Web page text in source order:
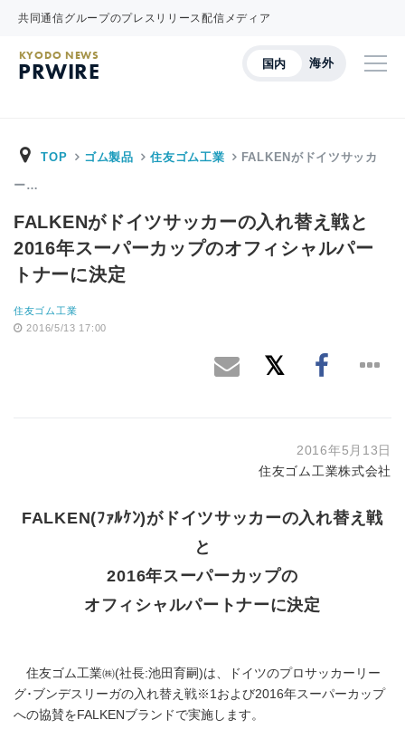
共同通信グループのプレスリリース配信メディア
国内 海外
KYODO NEWS
PRWIRE
TOP ゴム製品 住友ゴム工業 FALKENがドイツサッカ
ー…
FALKENがドイツサッカーの入れ替え戦と
2016年スーパーカップのオフィシャルパー
トナーに決定
住友ゴム工業
2016/5/13 17:00
2016年5月13日
住友ゴム工業株式会社
FALKEN(ﾌｧﾙｹﾝ)がドイツサッカーの入れ替え戦
と
2016年スーパーカップの
オフィシャルパートナーに決定
住友ゴム工業㈱(社長:池田育嗣)は、ドイツのプロサッカーリー
グ･ブンデスリーガの入れ替え戦※1および2016年スーパーカップ
への協賛をFALKENブランドで実施します。